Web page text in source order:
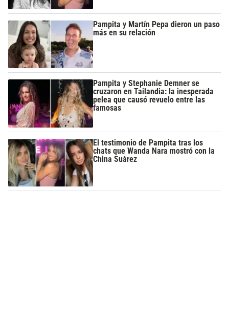
Pampita y Martín Pepa dieron un paso
más en su relación
Pampita y Stephanie Demner se
cruzaron en Tailandia: la inesperada
pelea que causó revuelo entre las
famosas
El testimonio de Pampita tras los
chats que Wanda Nara mostró con la
China Suárez